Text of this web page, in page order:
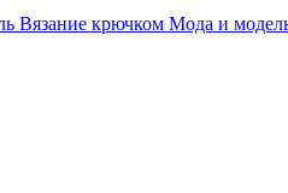
Вязание крючком Мода и